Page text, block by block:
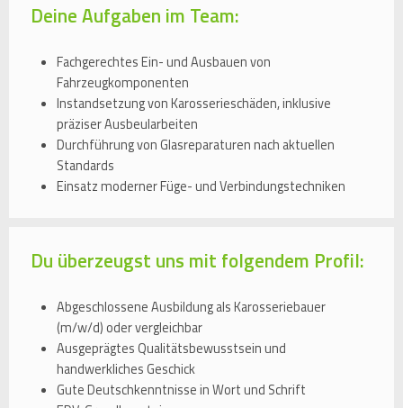
Deine Aufgaben im Team:
Fachgerechtes Ein- und Ausbauen von
Fahrzeugkomponenten
Instandsetzung von Karosserieschäden, inklusive
präziser Ausbeularbeiten
Durchführung von Glasreparaturen nach aktuellen
Standards
Einsatz moderner Füge- und Verbindungstechniken
Du überzeugst uns mit folgendem Profil:
Abgeschlossene Ausbildung als Karosseriebauer
(m/w/d) oder vergleichbar
Ausgeprägtes Qualitätsbewusstsein und
handwerkliches Geschick
Gute Deutschkenntnisse in Wort und Schrift